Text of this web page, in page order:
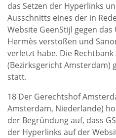
das Setzen der Hyperlinks
Ausschnitts eines der in
Website GeenStijl gegen
Hermès verstoßen und
verletzt habe. Die
(Bezirksgericht Amsterdam)
statt.
18 Der Gerechtshof
Amsterdam, Niederlande)
der Begründung auf, dass
der Hyperlinks auf der